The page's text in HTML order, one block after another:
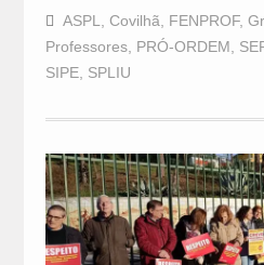
ASPL, Covilhã, FENPROF,
Professores, PRÓ-ORDEM,
SIPE, SPLIU